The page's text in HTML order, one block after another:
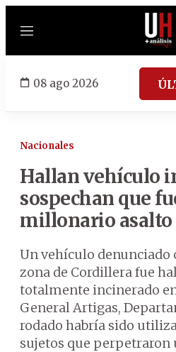
Menú
08 ago 2026
Nacionales
Hallan vehículo
sospechan que
millonario asalto
Un vehículo denunciado
zona de Cordillera fue
totalmente incinerado
General Artigas,
rodado habría sido
sujetos que